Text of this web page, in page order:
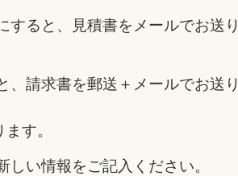
すると、見積書をメールでお送り
、請求書を郵送＋メールでお送り
す。
い情報をご記入ください。